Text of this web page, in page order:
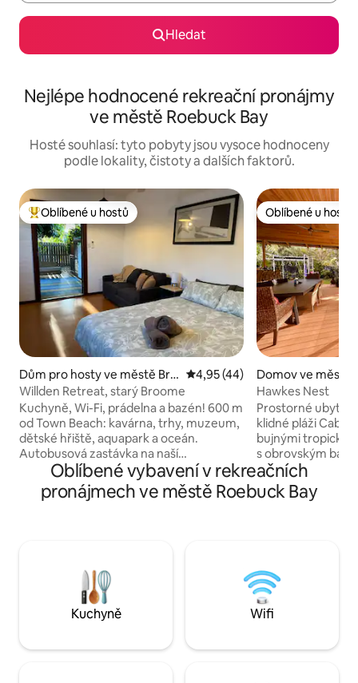
Hledat
Nejlépe hodnocené rekreační pronájmy
ve městě Roebuck Bay
Hosté souhlasí: tyto pobyty jsou vysoce hodnoceny
podle lokality, čistoty a dalších faktorů.
Nejlepší v kategorii Oblíbené u hostů
Oblíbené u hostů
Dům pro hosty ve městě Bro
ome
Průměrné hodnocení 4,95 z 5,
4,95 (44)
Willden Retreat, starý Broome
Kuchyně, Wi-Fi, prádelna a bazén! 600 m
od Town Beach: kavárna, trhy, muzeum,
dětské hřiště, aquapark a oceán.
Autobusová zastávka na naší
ulici + obchod se smíšeným zbožím
v dosažitelnosti pěšky. 5 minut jízdy do
Coles / obchodů, 9 minut do Cable
pohovka pro dvě osoby (dětská
postýlka/jídelní židlička na vyžádání).
Společné: bazén, venkovní sprcha,
prádelna. 1 pes, slepice a rodina / 2 děti
vítány!
Oblíbené u hostů
Oblíbené u hostů
Domov ve městě
h
Hawkes Nest
Prostorné
klidné pláži Cable
bujnými
s obrovským
zábavu a
v balijském stylu
umění dodávají
rodinné slepé
parkovacích míst
místa pro
uvolněte se a
Oblíbené vybavení v rekreačních
pronájmech ve městě Roebuck Bay
Kuchyně Wifi